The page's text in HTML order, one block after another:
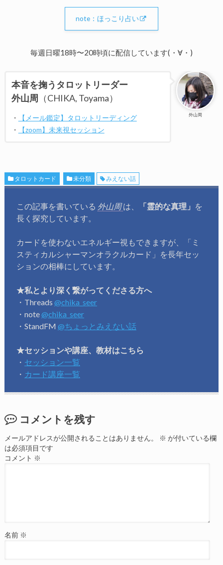
note：ほっこり占い
毎週日曜18時〜20時頃に配信しています(・∀・)
外山周
本音を掬うタロットリーダー
外山周 （CHIKA, Toyama）
・
【メール鑑定】タロットリーディング
・
【zoom】未来視セッション
タロットカード 未分類 みえない話
この記事を書いている 外山周は、 「霊的な真理」 を
長く探究しています。
カードを使わないエネルギー視もできますが、「ミ
スティカルシャーマンオラクルカード」を長年セッ
ションの相棒にしています。
★私とより深く繋がってくださる方へ
・Threads @chika_seer
・note @chika_seer
・StandFM @ちょっとみえない話
★セッションや講座、教材はこちら
・ セッション一覧
・ カード講座一覧
コメントを残す
メールアドレスが公開されることはありません。 ※ が付いている欄
は必須項目です
コメント ※
名前 ※